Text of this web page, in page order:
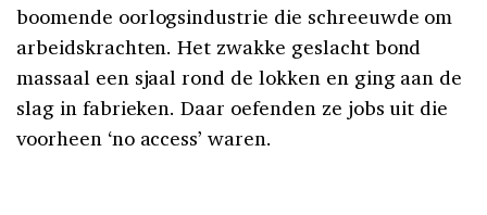
boomende oorlogsindustrie die schreeuwde om
arbeidskrachten. Het zwakke geslacht bond
massaal een sjaal rond de lokken en ging aan de
slag in fabrieken. Daar oefenden ze jobs uit die
voorheen ‘no access’ waren.